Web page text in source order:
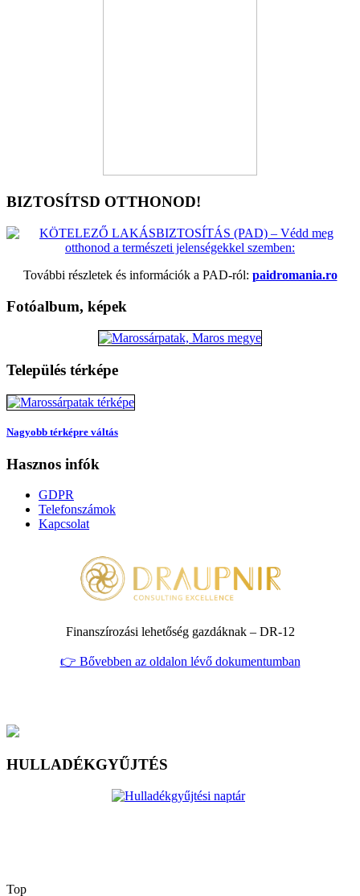
BIZTOSÍTSD OTTHONOD!
További részletek és információk a PAD-ról: paidromania.ro
Fotóalbum, képek
Település térképe
Nagyobb térképre váltás
Hasznos infók
GDPR
Telefonszámok
Kapcsolat
Finanszírozási lehetőség gazdáknak – DR‑12
👉 Bővebben az oldalon lévő dokumentumban
HULLADÉKGYŰJTÉS
Top